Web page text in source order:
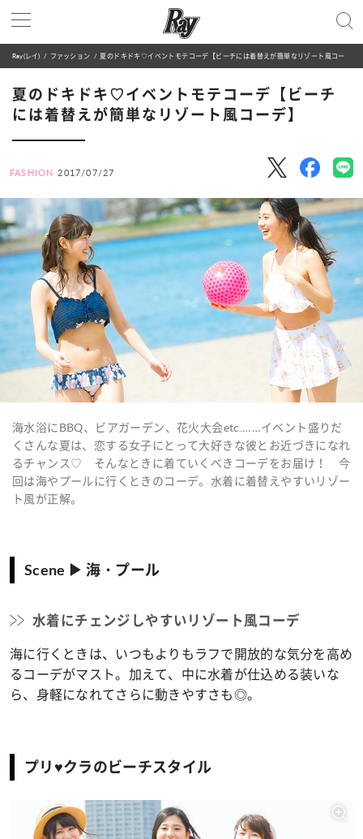
Ray(レイ) ファッション 夏のドキドキ♡イベントモテコーデ【ビーチには着替えが簡単なリゾート風コーデ】
夏のドキドキ♡イベントモテコーデ【ビーチ
には着替えが簡単なリゾート風コーデ】
FASHION 2017/07/27
海水浴にBBQ、ビアガーデン、花火大会etc.……イベント盛りだ
くさんな夏は、恋する女子にとって大好きな彼とお近づきになれ
るチャンス♡ そんなときに着ていくべきコーデをお届け！ 今
回は海やプールに行くときのコーデ。水着に着替えやすいリゾー
ト風が正解。
Scene ▶ 海・プール
水着にチェンジしやすいリゾート風コーデ
海に行くときは、いつもよりもラフで開放的な気分を高め
るコーデがマスト。加えて、中に水着が仕込める装いな
ら、身軽になれてさらに動きやすさも◎。
プリ♥クラのビーチスタイル